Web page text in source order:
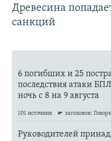
Древесина
санкций